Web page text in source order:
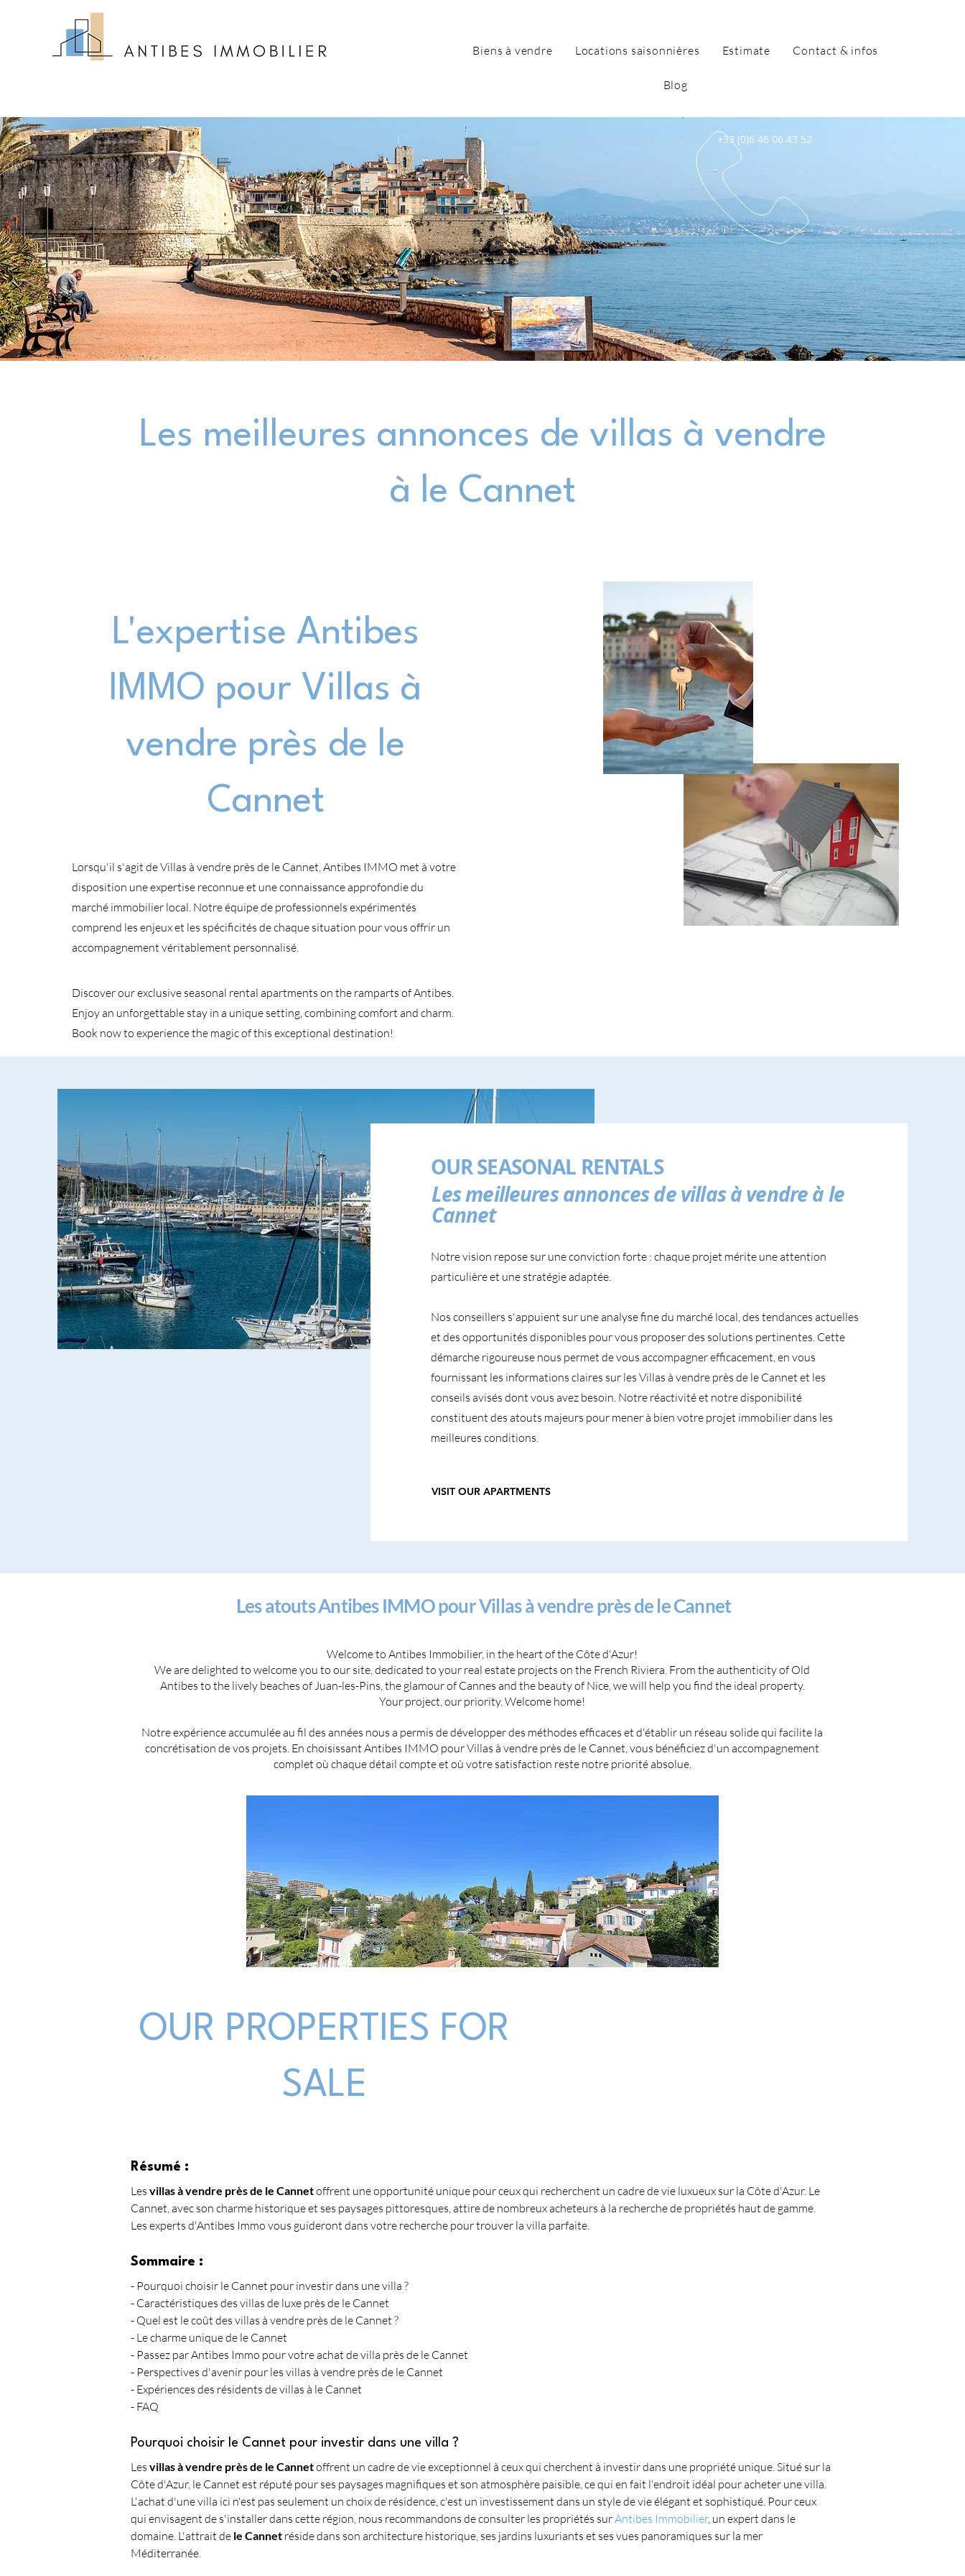
Biens à vendre Locations saisonnières Estimate Contact & infos
Blog
+33 (0)6 46 06 43 52
Les meilleures annonces de villas à vendre
à le Cannet
L'expertise Antibes
IMMO pour Villas à
vendre près de le
Cannet
Lorsqu'il s'agit de Villas à vendre près de le Cannet, Antibes IMMO met à votre
disposition une expertise reconnue et une connaissance approfondie du
marché immobilier local. Notre équipe de professionnels expérimentés
comprend les enjeux et les spécificités de chaque situation pour vous offrir un
accompagnement véritablement personnalisé.
Discover our exclusive seasonal rental apartments on the ramparts of Antibes.
Enjoy an unforgettable stay in a unique setting, combining comfort and charm.
Book now to experience the magic of this exceptional destination!
OUR SEASONAL RENTALS
Les meilleures annonces de villas à vendre à le
Cannet
Notre vision repose sur une conviction forte : chaque projet mérite une attention
particulière et une stratégie adaptée.
Nos conseillers s'appuient sur une analyse fine du marché local, des tendances actuelles
et des opportunités disponibles pour vous proposer des solutions pertinentes. Cette
démarche rigoureuse nous permet de vous accompagner efficacement, en vous
fournissant les informations claires sur les Villas à vendre près de le Cannet et les
conseils avisés dont vous avez besoin. Notre réactivité et notre disponibilité
constituent des atouts majeurs pour mener à bien votre projet immobilier dans les
meilleures conditions.
VISIT OUR APARTMENTS
Les atouts Antibes IMMO pour Villas à vendre près de le Cannet
Welcome to Antibes Immobilier, in the heart of the Côte d'Azur!
We are delighted to welcome you to our site, dedicated to your real estate projects on the French Riviera. From the authenticity of Old
Antibes to the lively beaches of Juan-les-Pins, the glamour of Cannes and the beauty of Nice, we will help you find the ideal property.
Your project, our priority. Welcome home!
Notre expérience accumulée au fil des années nous a permis de développer des méthodes efficaces et d'établir un réseau solide qui facilite la
concrétisation de vos projets. En choisissant Antibes IMMO pour Villas à vendre près de le Cannet, vous bénéficiez d'un accompagnement
complet où chaque détail compte et où votre satisfaction reste notre priorité absolue.
OUR PROPERTIES FOR
SALE
Résumé :
Les villas à vendre près de le Cannet offrent une opportunité unique pour ceux qui recherchent un cadre de vie luxueux sur la Côte d'Azur. Le
Cannet, avec son charme historique et ses paysages pittoresques, attire de nombreux acheteurs à la recherche de propriétés haut de gamme.
Les experts d'Antibes Immo vous guideront dans votre recherche pour trouver la villa parfaite.
Sommaire :
- Pourquoi choisir le Cannet pour investir dans une villa ?
- Caractéristiques des villas de luxe près de le Cannet
- Quel est le coût des villas à vendre près de le Cannet ?
- Le charme unique de le Cannet
- Passez par Antibes Immo pour votre achat de villa près de le Cannet
- Perspectives d'avenir pour les villas à vendre près de le Cannet
- Expériences des résidents de villas à le Cannet
- FAQ
Pourquoi choisir le Cannet pour investir dans une villa ?
Les villas à vendre près de le Cannet offrent un cadre de vie exceptionnel à ceux qui cherchent à investir dans une propriété unique. Situé sur la
Côte d'Azur, le Cannet est réputé pour ses paysages magnifiques et son atmosphère paisible, ce qui en fait l'endroit idéal pour acheter une villa.
L'achat d'une villa ici n'est pas seulement un choix de résidence, c'est un investissement dans un style de vie élégant et sophistiqué. Pour ceux
qui envisagent de s'installer dans cette région, nous recommandons de consulter les propriétés sur Antibes Immobilier, un expert dans le
domaine. L'attrait de le Cannet réside dans son architecture historique, ses jardins luxuriants et ses vues panoramiques sur la mer
Méditerranée.